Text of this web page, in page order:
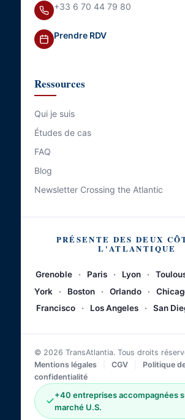
+33 6 70 44 79 80
Prendre RDV
Ressources
Qui je suis
Études de cas
FAQ
Blog
Newsletter Crossing the Atlantic
PRÉSENTE DES DEUX
L'ATLANTIQUE
Grenoble · Paris · Lyon ·
York
· Boston · Orlando ·
Francisco
· Los Angeles · San
© 2026 TransAtlantia. Tous droits
Mentions légales
CGV
Politique
confidentialité
+40 entreprises accompagnées
marché U.S.